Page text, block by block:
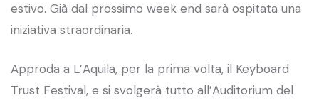
estivo. Già dal prossimo week end sarà ospitata una
iniziativa straordinaria.
Approda a L’Aquila, per la prima volta, il Keyboard
Trust Festival, e si svolgerà tutto all’Auditorium del